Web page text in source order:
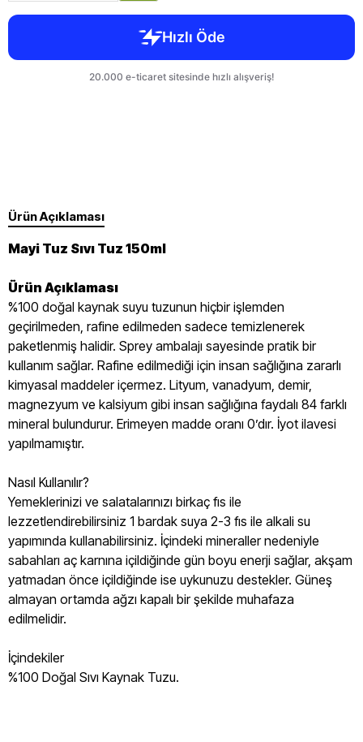
Ürün Açıklaması
Mayi Tuz Sıvı Tuz 150ml
Ürün Açıklaması
%100 doğal kaynak suyu tuzunun hiçbir işlemden
geçirilmeden, rafine edilmeden sadece temizlenerek
paketlenmiş halidir. Sprey ambalajı sayesinde pratik bir
kullanım sağlar. Rafine edilmediği için insan sağlığına zararlı
kimyasal maddeler içermez. Lityum, vanadyum, demir,
magnezyum ve kalsiyum gibi insan sağlığına faydalı 84 farklı
mineral bulundurur. Erimeyen madde oranı 0’dır. İyot ilavesi
yapılmamıştır.
Nasıl Kullanılır?
Yemeklerinizi ve salatalarınızı birkaç fıs ile
lezzetlendirebilirsiniz 1 bardak suya 2-3 fıs ile alkali su
yapımında kullanabilirsiniz. İçindeki mineraller nedeniyle
sabahları aç karnına içildiğinde gün boyu enerji sağlar, akşam
yatmadan önce içildiğinde ise uykunuzu destekler. Güneş
almayan ortamda ağzı kapalı bir şekilde muhafaza
edilmelidir.
İçindekiler
%100 Doğal Sıvı Kaynak Tuzu.